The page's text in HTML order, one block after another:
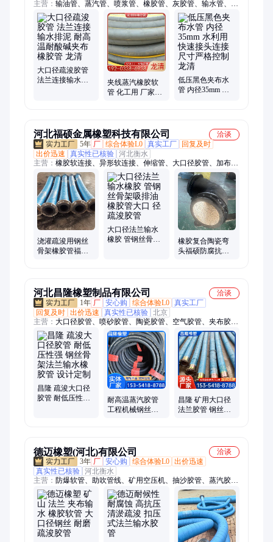
主营： 输油管、蒸汽管、喷浆管、橡胶管、灰胶管、输水管、法
兰连、布胶管、胶管接、编织胶管、阻燃胶管、吸水胶管、特种
胶管、夹线胶管、喷砂管、管接头、耐磨管、输送管、抽砂管、
空气管、接头连、吸水管、泥浆管、橡胶软管、液压油管
大口径疏浚胶管
法兰连接输水排
夹线蒸汽橡胶软
管 化工用 厂家直
低压黑色夹布水
管 内径35mm 水
河北福硕金属橡塑科技有限公司
洽谈
5年 厂 综合体验L0 真实工厂
回复及时
出价迅速
真实性已核验 河北衡水
主营： 橡胶软连接、异形软连接、伸缩管、大口径胶管、加布胶
管、补偿器、硅胶软连接
浇灌疏浚用钢丝
骨架橡胶管福硕
大口径法兰输水
橡胶 管钢丝骨架
橡胶复合陶瓷弯
头福硕防腐抗磨
河北昌隆橡塑制品有限公司
洽谈
1年 厂 安心购 综合体验L0 真实工厂
回复及时 出价迅速 真实性已核验 北京
主营： 大口径胶管、喷砂胶管、陶瓷胶管、空气胶管、夹布胶
管、高压胶管、耐磨胶管、蒸汽胶管、疏浚胶管、吸排沙胶管、
输油橡胶软管
昌隆 疏浚大口径
胶管 耐低压性强
耐高温蒸汽胶管
工程机械钢丝编
昌隆 矿用大口径
法兰胶管 钢丝骨
德迈橡塑(河北)有限公司
洽谈
3年 厂 安心购 综合体验L0 出价迅速
真实性已核验 河北衡水
主营： 防爆软管、助吹管线、矿用空压机、抽沙胶管、蒸汽胶
管、喷砂胶管、耐磨胶管、空气胶管、排泥胶管、异性橡胶管、
钢丝骨架胶管、水泵配套法兰、三防连接橡胶管、监控穿线管、
帘子线夹布、挠性连接管、编织帘子线、防爆挠性软管、输油复
合软管、螺旋钢丝骨架、三元乙丙橡胶、包塑金属穿线管